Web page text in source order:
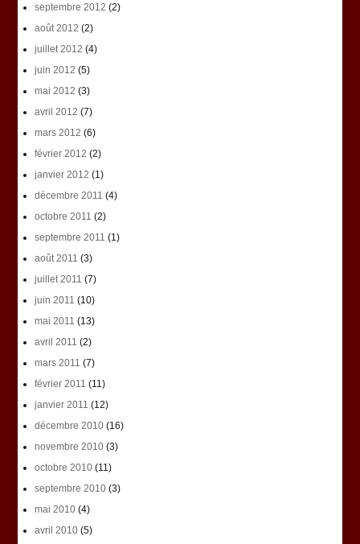
septembre 2012 (2)
août 2012 (2)
juillet 2012 (4)
juin 2012 (5)
mai 2012 (3)
avril 2012 (7)
mars 2012 (6)
février 2012 (2)
janvier 2012 (1)
décembre 2011 (4)
octobre 2011 (2)
septembre 2011 (1)
août 2011 (3)
juillet 2011 (7)
juin 2011 (10)
mai 2011 (13)
avril 2011 (2)
mars 2011 (7)
février 2011 (11)
janvier 2011 (12)
décembre 2010(16)
novembre 2010(3)
octobre 2010(11)
septembre 2010(3)
mai 2010(4)
avril 2010(5)